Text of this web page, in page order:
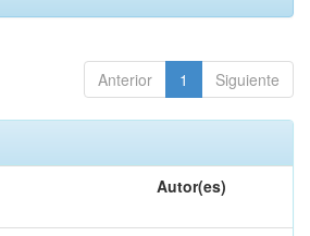
Anterior 1 Siguiente
Autor(es)